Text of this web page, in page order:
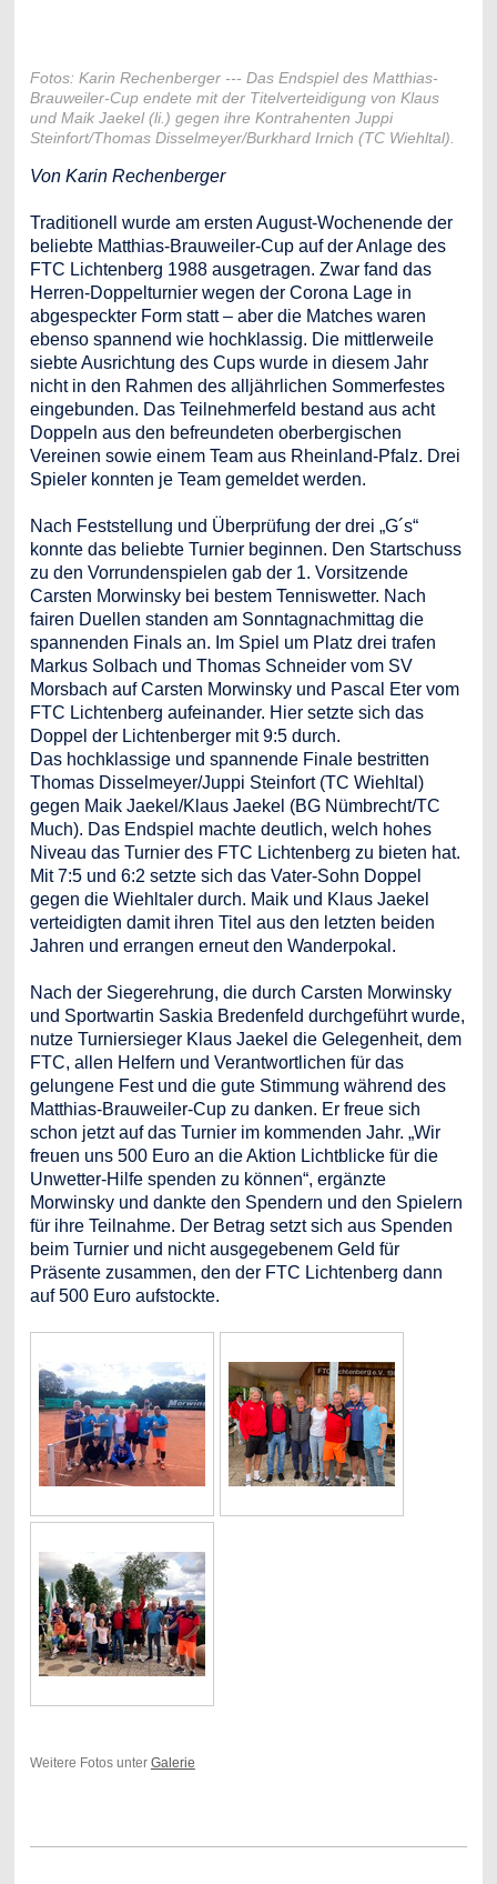
Fotos: Karin Rechenberger --- Das Endspiel des Matthias-
Brauweiler-Cup endete mit der Titelverteidigung von Klaus
und Maik Jaekel (li.) gegen ihre Kontrahenten Juppi
Steinfort/Thomas Disselmeyer/Burkhard Irnich (TC Wiehltal).
Von Karin Rechenberger
Traditionell wurde am ersten August-Wochenende der
beliebte Matthias-Brauweiler-Cup auf der Anlage des
FTC Lichtenberg 1988 ausgetragen. Zwar fand das
Herren-Doppelturnier wegen der Corona Lage in
abgespeckter Form statt – aber die Matches waren
ebenso spannend wie hochklassig. Die mittlerweile
siebte Ausrichtung des Cups wurde in diesem Jahr
nicht in den Rahmen des alljährlichen Sommerfestes
eingebunden. Das Teilnehmerfeld bestand aus acht
Doppeln aus den befreundeten oberbergischen
Vereinen sowie einem Team aus Rheinland-Pfalz. Drei
Spieler konnten je Team gemeldet werden.
Nach Feststellung und Überprüfung der drei „G´s“
konnte das beliebte Turnier beginnen. Den Startschuss
zu den Vorrundenspielen gab der 1. Vorsitzende
Carsten Morwinsky bei bestem Tenniswetter. Nach
fairen Duellen standen am Sonntagnachmittag die
spannenden Finals an. Im Spiel um Platz drei trafen
Markus Solbach und Thomas Schneider vom SV
Morsbach auf Carsten Morwinsky und Pascal Eter vom
FTC Lichtenberg aufeinander. Hier setzte sich das
Doppel der Lichtenberger mit 9:5 durch.
Das hochklassige und spannende Finale bestritten
Thomas Disselmeyer/Juppi Steinfort (TC Wiehltal)
gegen Maik Jaekel/Klaus Jaekel (BG Nümbrecht/TC
Much). Das Endspiel machte deutlich, welch hohes
Niveau das Turnier des FTC Lichtenberg zu bieten hat.
Mit 7:5 und 6:2 setzte sich das Vater-Sohn Doppel
gegen die Wiehltaler durch. Maik und Klaus Jaekel
verteidigten damit ihren Titel aus den letzten beiden
Jahren und errangen erneut den Wanderpokal.
Nach der Siegerehrung, die durch Carsten Morwinsky
und Sportwartin Saskia Bredenfeld durchgeführt wurde,
nutze Turniersieger Klaus Jaekel die Gelegenheit, dem
FTC, allen Helfern und Verantwortlichen für das
gelungene Fest und die gute Stimmung während des
Matthias-Brauweiler-Cup zu danken. Er freue sich
schon jetzt auf das Turnier im kommenden Jahr. „Wir
freuen uns 500 Euro an die Aktion Lichtblicke für die
Unwetter-Hilfe spenden zu können“, ergänzte
Morwinsky und dankte den Spendern und den Spielern
für ihre Teilnahme. Der Betrag setzt sich aus Spenden
beim Turnier und nicht ausgegebenem Geld für
Präsente zusammen, den der FTC Lichtenberg dann
auf 500 Euro aufstockte.
Weitere Fotos unter Galerie